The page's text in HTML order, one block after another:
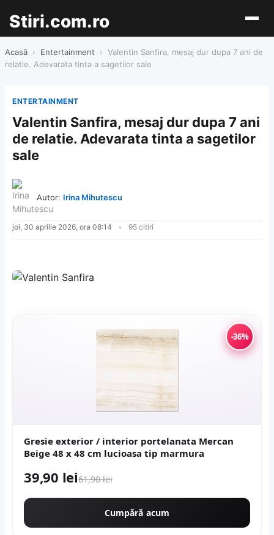
Stiri.com.ro
Acasă › Entertainment › Valentin Sanfira, mesaj dur dupa 7 ani de
relatie. Adevarata tinta a sagetilor sale
ENTERTAINMENT
Valentin Sanfira, mesaj dur dupa 7 ani
de relatie. Adevarata tinta a sagetilor
sale
Autor: Irina Mihutescu
joi, 30 aprilie 2026, ora 08:14 95 citiri
-36%
Gresie exterior / interior portelanata Mercan
Beige 48 x 48 cm lucioasa tip marmura
39,90 lei61,90 lei
Cumpără acum